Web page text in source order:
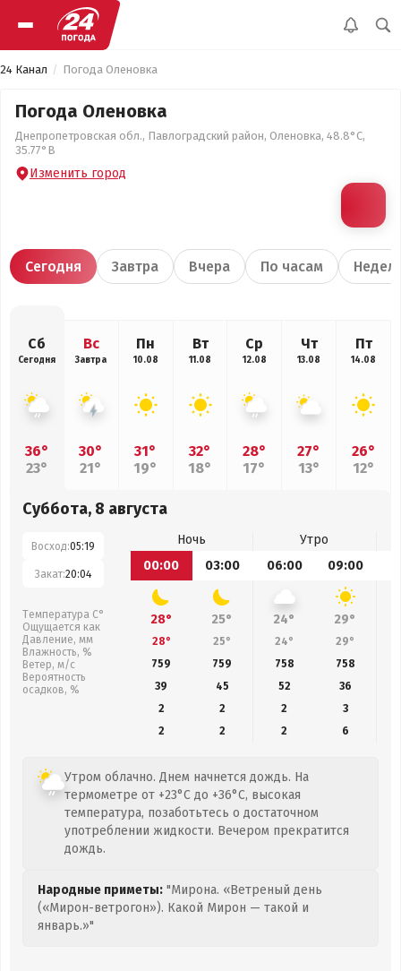
24 Канал Погода Оленовка
Погода Оленовка
Днепропетровская обл., Павлоградский район, Оленовка, 48.8°С,
35.77°В
Изменить город
Сегодня Завтра Вчера По часам
Сб
Сегодня
36°
23°
Вс
Завтра
30°
21°
Пн
10.08
31°
19°
Вт
11.08
32°
18°
Ср
12.08
28°
17°
Чт
13.08
27°
13°
Пт
14.08
26°
12°
Суббота, 8 августа
Восход:05:19
Закат:20:04
Температура С°
Ощущается как
Давление, мм
Влажность, %
Ветер, м/с
Вероятность
осадков, %
Ночь
Утро
00:00
03:00 06:00 09:00
28° 25° 24° 29°
28° 25° 24° 29°
759
759 758 758
39
45 52 36
2
2 2
3
2
2 2 6
Утром облачно. Днем начнется дождь. На
термометре от +23°C до +36°C, высокая
температура, позаботьтесь о достаточном
употреблении жидкости. Вечером прекратится
дождь.
Народные приметы: "Мирона. «Ветреный день
(«Мирон-ветрогон»). Какой Мирон — такой и
январь.»"